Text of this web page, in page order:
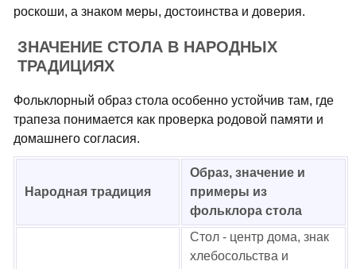
роскоши, а знаком меры, достоинства и доверия.
ЗНАЧЕНИЕ СТОЛА В НАРОДНЫХ
ТРАДИЦИЯХ
Фольклорный образ стола особенно устойчив там, где
трапеза понимается как проверка родовой памяти и
домашнего согласия.
Народная традиция
Образ, значение и
примеры из
фольклора стола
Стол - центр дома, знак
хлебосольства и